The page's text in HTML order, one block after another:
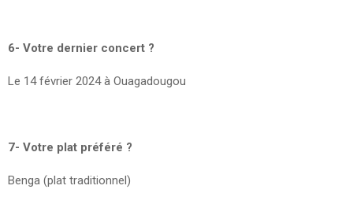
6- Votre dernier concert ?
Le 14 février 2024 à Ouagadougou
7- Votre plat préféré ?
Benga (plat traditionnel)